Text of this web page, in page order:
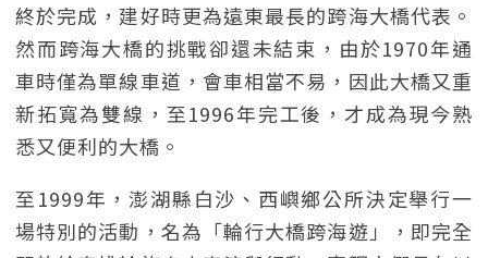
終於完成，建好時更為遠東最長的跨海大橋代表。
然而跨海大橋的挑戰卻還未結束，由於1970年通
車時僅為單線車道，會車相當不易，因此大橋又重
新拓寬為雙線，至1996年完工後，才成為現今熟
悉又便利的大橋。
至1999年，澎湖縣白沙、西嶼鄉公所決定舉行一
場特別的活動，名為「輪行大橋跨海遊」，即完全